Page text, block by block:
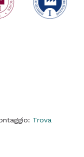
Trova